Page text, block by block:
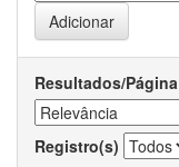
Resultados/Página
Registro(s)